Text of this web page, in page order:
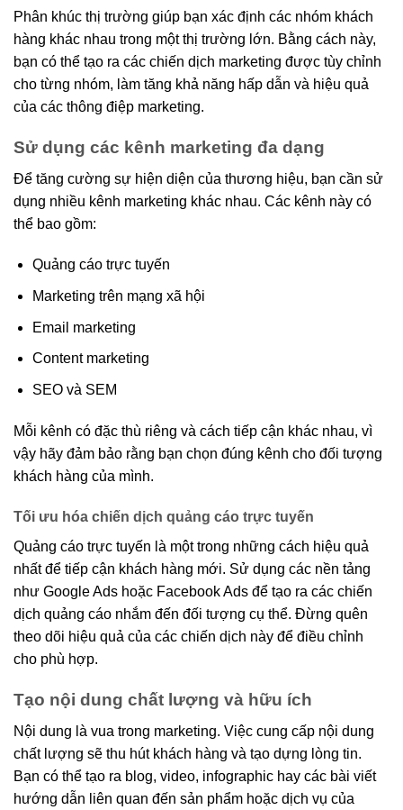
Phân khúc thị trường giúp bạn xác định các nhóm khách
hàng khác nhau trong một thị trường lớn. Bằng cách này,
bạn có thể tạo ra các chiến dịch marketing được tùy chỉnh
cho từng nhóm, làm tăng khả năng hấp dẫn và hiệu quả
của các thông điệp marketing.
Sử dụng các kênh marketing đa dạng
Để tăng cường sự hiện diện của thương hiệu, bạn cần sử
dụng nhiều kênh marketing khác nhau. Các kênh này có
thể bao gồm:
Quảng cáo trực tuyến
Marketing trên mạng xã hội
Email marketing
Content marketing
SEO và SEM
Mỗi kênh có đặc thù riêng và cách tiếp cận khác nhau, vì
vậy hãy đảm bảo rằng bạn chọn đúng kênh cho đối tượng
khách hàng của mình.
Tối ưu hóa chiến dịch quảng cáo trực tuyến
Quảng cáo trực tuyến là một trong những cách hiệu quả
nhất để tiếp cận khách hàng mới. Sử dụng các nền tảng
như Google Ads hoặc Facebook Ads để tạo ra các chiến
dịch quảng cáo nhắm đến đối tượng cụ thể. Đừng quên
theo dõi hiệu quả của các chiến dịch này để điều chỉnh
cho phù hợp.
Tạo nội dung chất lượng và hữu ích
Nội dung là vua trong marketing. Việc cung cấp nội dung
chất lượng sẽ thu hút khách hàng và tạo dựng lòng tin.
Bạn có thể tạo ra blog, video, infographic hay các bài viết
hướng dẫn liên quan đến sản phẩm hoặc dịch vụ của